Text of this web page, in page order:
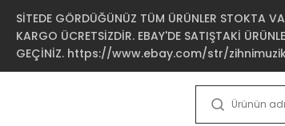
SİTEDE GÖRDÜĞÜNÜZ TÜM ÜRÜNLER STOKTA
KARGO ÜCRETSİZDİR. EBAY'DE SATIŞTAKİ
GEÇİNİZ. https://www.ebay.com/str/